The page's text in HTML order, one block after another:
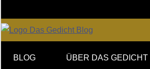
Inhalt
springen
DAS
von
BLOG ÜBER DAS GEDICHT